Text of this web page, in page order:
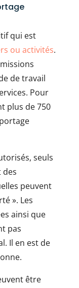
qui est
ou activités.
de travail
Pour
plus de 750
seuls
des
peuvent
». Les
ainsi que
pas
Il en est de
être